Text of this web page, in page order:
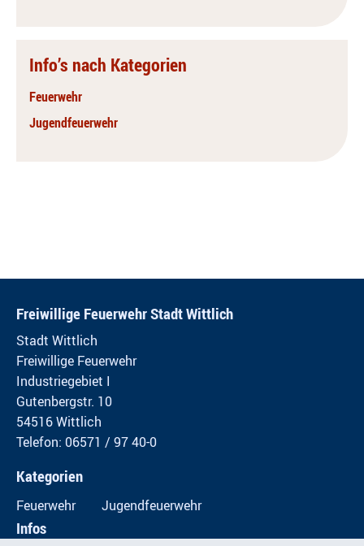
Info’s nach Kategorien
Feuerwehr
Jugendfeuerwehr
Freiwillige Feuerwehr Stadt Wittlich
Stadt Wittlich
Freiwillige Feuerwehr
Industriegebiet I
Gutenbergstr. 10
54516 Wittlich
Telefon: 06571 / 97 40-0
Kategorien
Feuerwehr Jugendfeuerwehr
Infos